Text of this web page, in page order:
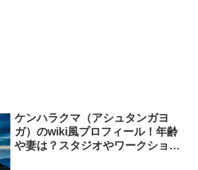
ケンハラクマ（アシュタンガヨ
ガ）のwiki風プロフィール！年齢
や妻は？スタジオやワークショッ